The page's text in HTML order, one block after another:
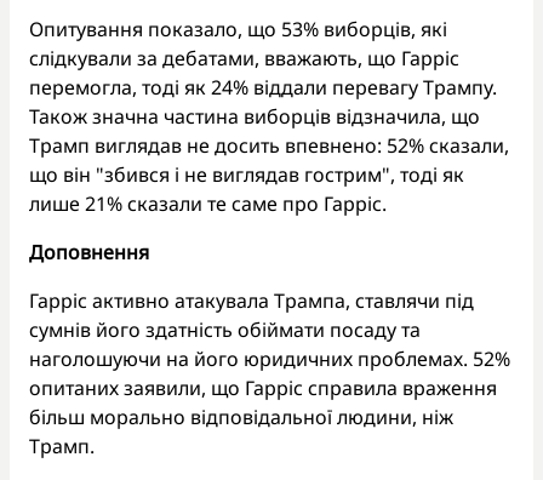
Опитування показало, що 53% виборців, які
слідкували за дебатами, вважають, що Гарріс
перемогла, тоді як 24% віддали перевагу Трампу.
Також значна частина виборців відзначила, що
Трамп виглядав не досить впевнено: 52% сказали,
що він "збився і не виглядав гострим", тоді як
лише 21% сказали те саме про Гарріс.
Доповнення
Гарріс активно атакувала Трампа, ставлячи під
сумнів його здатність обіймати посаду та
наголошуючи на його юридичних проблемах. 52%
опитаних заявили, що Гарріс справила враження
більш морально відповідальної людини, ніж
Трамп.